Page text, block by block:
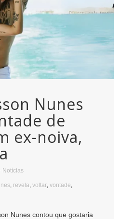
Nunes
de
ex-noiva,
Notícias
revela voltar vontade
Nunes contou que gostaria